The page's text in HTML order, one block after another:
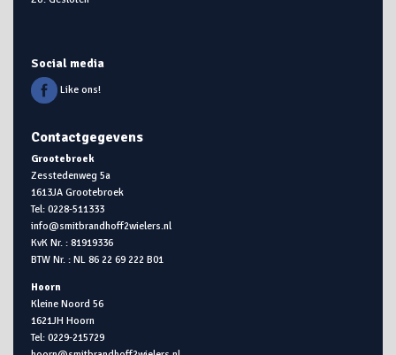
Social media
Like ons!
Contactgegevens
Grootebroek
Zesstedenweg 5a
1613JA Grootebroek
Tel: 0228-511333
info@smitbrandhoff2wielers.nl
KvK Nr. : 81919336
BTW Nr. : NL 86 22 69 222 B01
Hoorn
Kleine Noord 56
1621JH Hoorn
Tel: 0229-215729